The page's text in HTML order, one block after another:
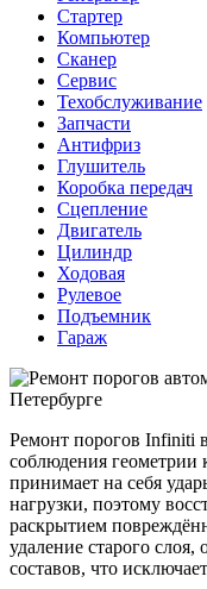
Стартер
Компьютер
Сканер
Сервис
Техобслуживание
Запчасти
Антифриз
Глушитель
Коробка передач
Сцепление
Двигатель
Цилиндр
Ходовая
Рулевое
Подъемник
Гараж
Ремонт порогов Infiniti
соблюдения геометрии
принимает на себя
нагрузки, поэтому
раскрытием
удаление старого
составов, что